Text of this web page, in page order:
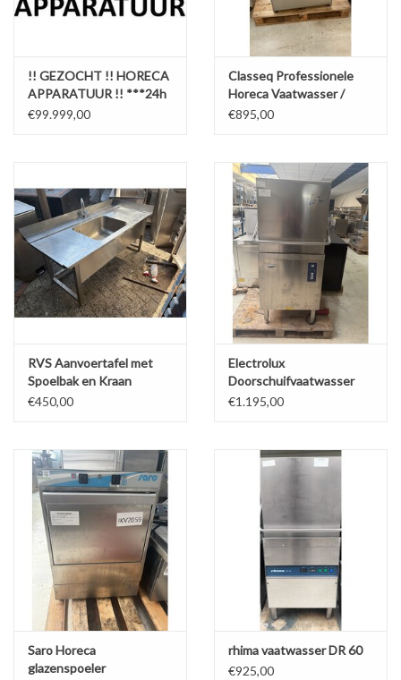
!! GEZOCHT !! HORECA
APPARATUUR !! ***24h
BOD via WhatsApp***
€99.999,00
Classeq Professionele
Horeca Vaatwasser /
Glazenspoelmachine
€895,00
RVS Aanvoertafel met
Spoelbak en Kraan
159x73x68cm (B x D x H)
€450,00
Electrolux
Doorschuifvaatwasser
€1.195,00
Saro Horeca
glazenspoeler
rhima vaatwasser DR 60
€925,00